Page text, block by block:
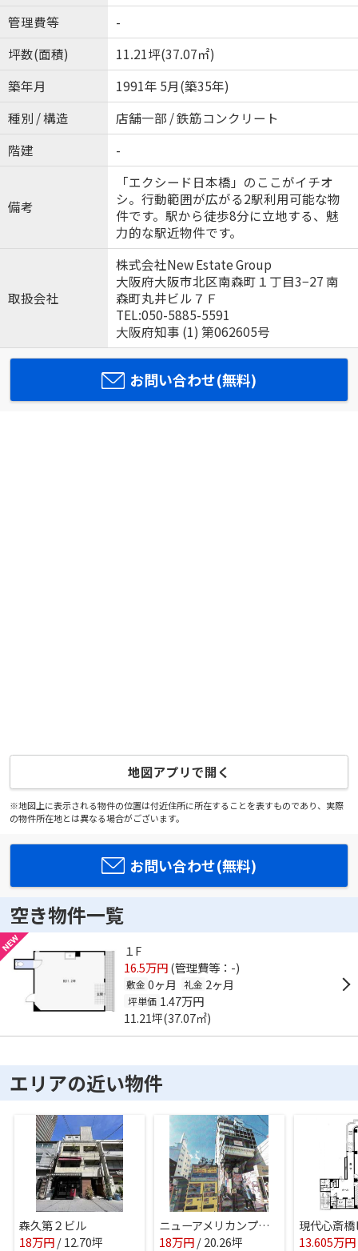
管理費等
-
坪数(面積)
11.21坪(37.07㎡)
築年月
1991年 5月(築35年)
種別 / 構造
店舗一部 / 鉄筋コンクリート
階建
-
備考
「エクシード日本橋」のここがイチオ
シ。行動範囲が広がる2駅利用可能な物
件です。駅から徒歩8分に立地する、魅
力的な駅近物件です。
取扱会社
株式会社New Estate Group
大阪府大阪市北区南森町１丁目3−27 南
森町丸井ビル７Ｆ
TEL:050-5885-5591
大阪府知事 (1) 第062605号
お問い合わせ(無料)
地図アプリで開く
※地図上に表示される物件の位置は付近住所に所在することを表すものであり、実際
の物件所在地とは異なる場合がございます。
お問い合わせ(無料)
空き物件一覧
１F
16.5万円(管理費等：-)
敷金 0ヶ月 礼金 2ヶ月
坪単価 1.47万円
11.21坪(37.07㎡)
エリアの近い物件
森久第２ビル
18万円/ 12.70坪
ニューアメリカンプラザ
18万円/ 20.26坪
現代心斎橋
13.605万円